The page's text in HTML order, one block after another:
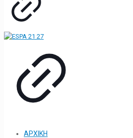
ΑΡΧΙΚΗ